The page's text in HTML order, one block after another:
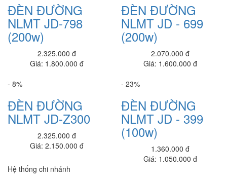
Ổ cứng SSD 128GB XSTAR
395,000 đ
NGUỒN FAN 12
1.700.000 đ
EZVIZ_CS-HAL-LB1-LWAW
Liên hệ
Máy Đo Thân Nhiệt
650.000 đ450,000 đ
Đèn pha 300w - chế độ 3 màu (L64300/3M)
1.500.000 đ 1,200,000 đ
ĐÈN ĐƯỜNG
NLMT JD-798
(200w)
2.325.000 đ
Giá: 1.800.000 đ
ĐÈN ĐƯỜNG
NLMT JD - 699
(200w)
2.070.000 đ
Giá: 1.600.000 đ
- 8%
ĐÈN ĐƯỜNG
NLMT JD-Z300
2.325.000 đ
Giá: 2.150.000 đ
- 23%
ĐÈN ĐƯỜNG
NLMT JD - 399
(100w)
1.360.000 đ
Giá: 1.050.000 đ
Hệ thống chi nhánh